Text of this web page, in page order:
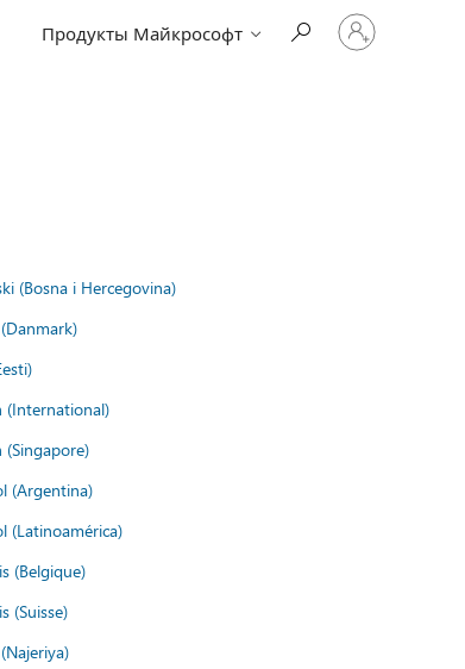
Продукты Майкрософт
Войдите
учетную
(Bosna i Hercegovina)
(International)
(Singapore)
(Argentina)
(Latinoamérica)
(Belgique)
(Suisse)